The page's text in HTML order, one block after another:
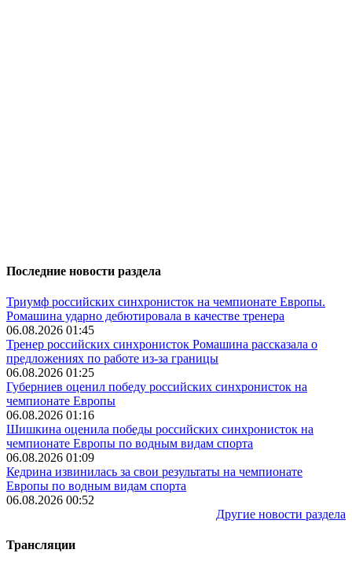
Последние новости раздела
Триумф российских синхронисток на чемпионате Европы.
Ромашина ударно дебютировала в качестве тренера
06.08.2026 01:45
Тренер российских синхронисток Ромашина рассказала о
предложениях по работе из-за границы
06.08.2026 01:25
Губерниев оценил победу российских синхронисток на
чемпионате Европы
06.08.2026 01:16
Шишкина оценила победы российских синхронисток на
чемпионате Европы по водным видам спорта
06.08.2026 01:09
Кедрина извинилась за свои результаты на чемпионате
Европы по водным видам спорта
06.08.2026 00:52
Другие новости раздела
Трансляции